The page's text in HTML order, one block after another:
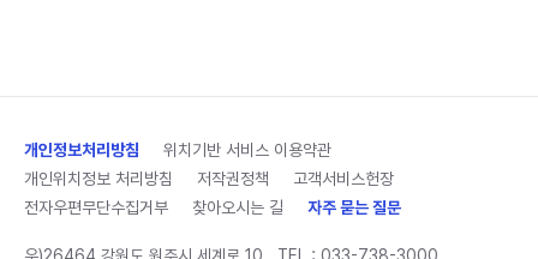
개인정보처리방침
위치기반 서비스 이용약관
개인위치정보 처리방침
저작권정책
고객서비스헌장
전자우편무단수집거부
찾아오시는 길 자주 묻는 질문